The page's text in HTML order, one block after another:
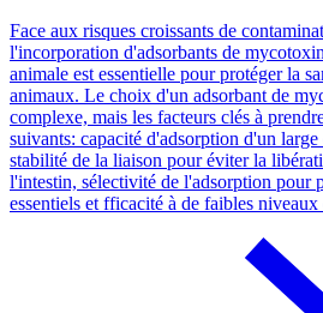
Face aux risques croissants de
l'incorporation d'adsorbants de
animale est essentielle pour protéger la
animaux. Le choix d'un adsorbant de
complexe, mais les facteurs clés à
suivants: capacité d'adsorption d'un
stabilité de la liaison pour éviter la
l'intestin, sélectivité de l'adsorption pour
essentiels et fficacité à de faibles